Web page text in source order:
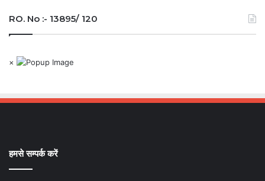
RO. No :- 13895/ 120
×
हमसे सम्पर्क करें